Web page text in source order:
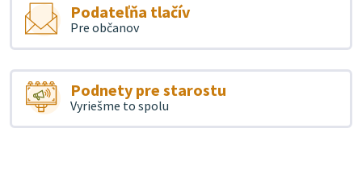
Podateľňa tlačív
Pre občanov
Podnety pre starostu
Vyriešme to spolu